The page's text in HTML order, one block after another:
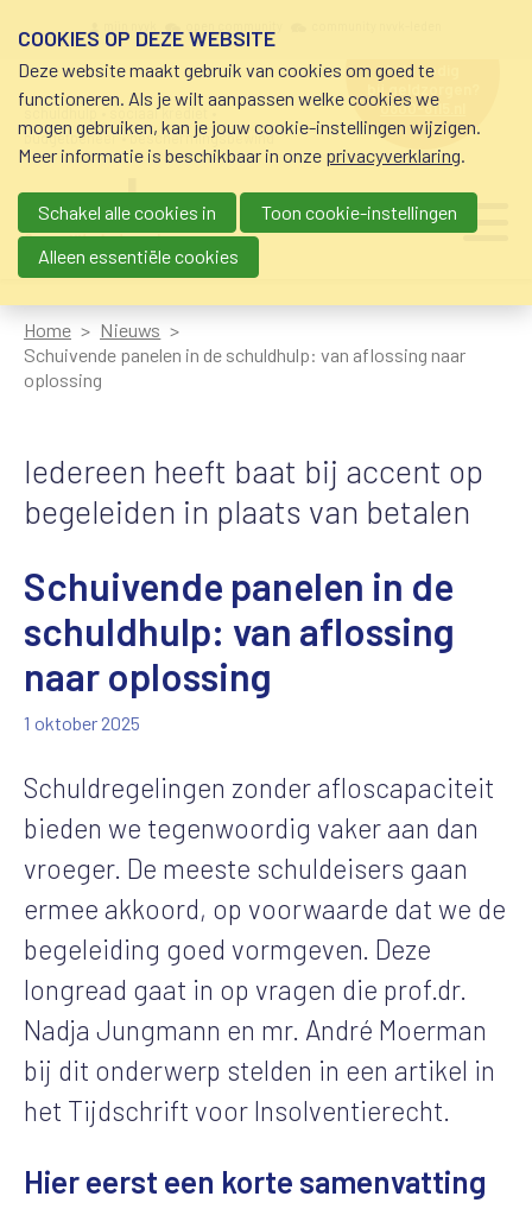
schuldhulp • sociaal krediet •
budgetbeheer • beschermingsbewind
hulp nodig
bij geldzorgen?
0800-8115.nl
Main navigation
Home
Nieuws
Schuivende panelen in de schuldhulp: van aflossing naar
oplossing
Iedereen heeft baat bij accent op
begeleiden in plaats van betalen
Schuivende panelen in de
schuldhulp: van aflossing
naar oplossing
1 oktober 2025
Schuldregelingen zonder afloscapaciteit
bieden we tegenwoordig vaker aan dan
vroeger. De meeste schuldeisers gaan
ermee akkoord, op voorwaarde dat we de
begeleiding goed vormgeven. Deze
longread gaat in op vragen die prof.dr.
Nadja Jungmann en mr. André Moerman
bij dit onderwerp stelden in een artikel in
het Tijdschrift voor Insolventierecht.
Hier eerst een korte samenvatting
COOKIES OP DEZE WEBSITE
Deze website maakt gebruik van cookies om goed te
functioneren. Als je wilt aanpassen welke cookies we
mogen gebruiken, kan je jouw cookie-instellingen wijzigen.
Meer informatie is beschikbaar in onze privacyverklaring.
Schakel alle cookies in
Toon cookie-instellingen
Alleen essentiële cookies